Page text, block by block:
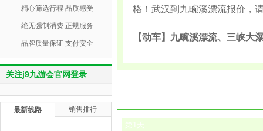
格！武汉到九畹溪漂流报价，
【动车】九畹溪漂流、三峡大
第1天
精心筛选行程 品质感受
绝无强制消费 正规服务
品牌质量保证 支付安全
关注j9九游会官网登录
最新线路 销售排行